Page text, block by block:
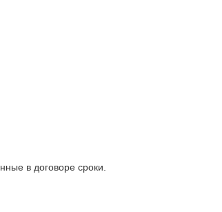
в договоре сроки.